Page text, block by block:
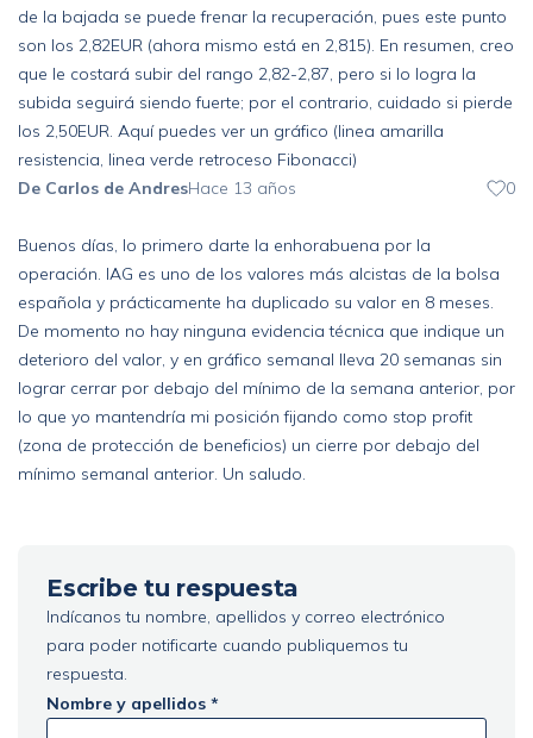
de la bajada se puede frenar la recuperación, pues este punto
son los 2,82EUR (ahora mismo está en 2,815). En resumen, creo
que le costará subir del rango 2,82-2,87, pero si lo logra la
subida seguirá siendo fuerte; por el contrario, cuidado si pierde
los 2,50EUR. Aquí puedes ver un gráfico (linea amarilla
resistencia, linea verde retroceso Fibonacci)
De Carlos de AndresHace 13 años 0
Buenos días, lo primero darte la enhorabuena por la
operación. IAG es uno de los valores más alcistas de la bolsa
española y prácticamente ha duplicado su valor en 8 meses.
De momento no hay ninguna evidencia técnica que indique un
deterioro del valor, y en gráfico semanal lleva 20 semanas sin
lograr cerrar por debajo del mínimo de la semana anterior, por
lo que yo mantendría mi posición fijando como stop profit
(zona de protección de beneficios) un cierre por debajo del
mínimo semanal anterior. Un saludo.
Escribe tu respuesta
Indícanos tu nombre, apellidos y correo electrónico
para poder notificarte cuando publiquemos tu
respuesta.
Nombre y apellidos *